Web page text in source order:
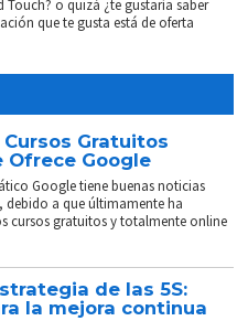
o quizá ¿te gustaría saber
que te gusta está de oferta
Gratuitos
Ofrece Google
Google tiene buenas noticias
debido a que últimamente ha
cursos gratuitos y totalmente online
de las 5S:
la mejora continua